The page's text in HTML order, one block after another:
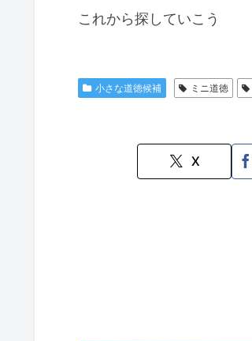
これから探していこう
小さな道徳候補 ミニ道徳
X